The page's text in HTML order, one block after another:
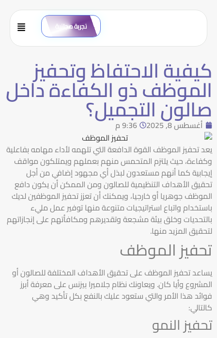
تجربة مجانية
كيفية الاحتفاظ وتحفيز
الموظف ذو الكفاءة داخل
صالون التجميل؟
أغسطس 8, 2025
9:36 م
يعد تحفيز الموظف القوة الدافعة التي تلهمه لأداء مهامه بفاعلية
وكفاءة، حيث يلتزم المتحمس منهم بعملهم ويمتلكون مواقف
إيجابية كما أنهم مستعدون لبذل أي مجهود إضافي من أجل
تحقيق الأهداف التنظيمية للصالون ومن الممكن أن يكون دافع
الموظف جوهريا أو خارجيا، ويمكنك أن تعزز تحفيز الموظفين لديك
باستخدام واتباع استراتيجيات متنوعة منها توفير عمل مليء
بالتحديات وخلق بيئة مشجعة وتقديرهم ومكافأتهم على إنجازاتهم
لتحقيق المزيد منها.
تحفيز الموظف
يساعد تحفيز الموظف على تحقيق الأهداف المختلفة للصالون أو
المشروع وأيا كان. ويعاونك نظام جلاميرا بيزنس على معرفة أبرز
فوائد هذا الأمر والتي ستعود عليك بالنفع بكل تأكيد وهي
كالتالي:
تحفيز النمو